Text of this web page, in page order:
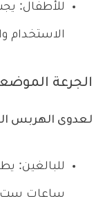
للأطفال:
الاستخدام
الجرعة
لعدوى الهربس
ساعات ست